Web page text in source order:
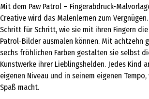
Mit dem Paw Patrol – Fingerabdruck-
Creative wird das Malenlernen zum
Schritt für Schritt, wie sie mit ihren Fingern die
Patrol-Bilder ausmalen können. Mit achtzehn
sechs fröhlichen Farben gestalten sie selbst
Kunstwerke ihrer Lieblingshelden. Jedes Kind
eigenen Niveau und in seinem eigenen
Spaß macht.